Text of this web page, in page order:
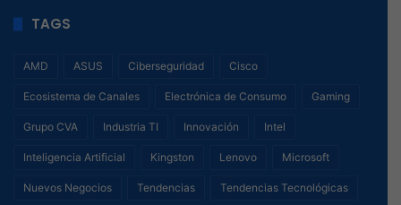
TAGS
AMD ASUS Ciberseguridad Cisco
Ecosistema de Canales Electrónica de Consumo Gaming
Grupo CVA Industria TI Innovación Intel
Inteligencia Artificial Kingston Lenovo Microsoft
Nuevos Negocios Tendencias Tendencias Tecnológicas